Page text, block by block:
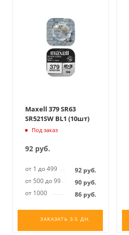
Maxell 379 SR63
SR521SW BL1 (10шт)
Под заказ
92 руб.
от 1 до 499 92руб.
от 500 до 999
90руб.
от 1000
86руб.
ЗАКАЗАТЬ 3-5 ДН.